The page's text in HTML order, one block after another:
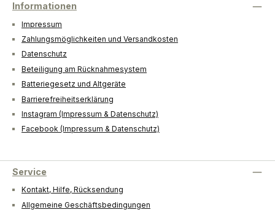
Informationen
Impressum
Zahlungsmöglichkeiten und Versandkosten
Datenschutz
Beteiligung am Rücknahmesystem
Batteriegesetz und Altgeräte
Barrierefreiheitserklärung
Instagram (Impressum & Datenschutz)
Facebook (Impressum & Datenschutz)
Service
Kontakt, Hilfe, Rücksendung
Allgemeine Geschäftsbedingungen